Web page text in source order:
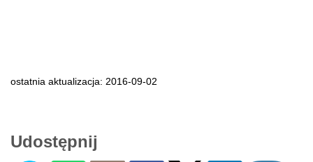
ostatnia aktualizacja: 2016-09-02
Udostępnij